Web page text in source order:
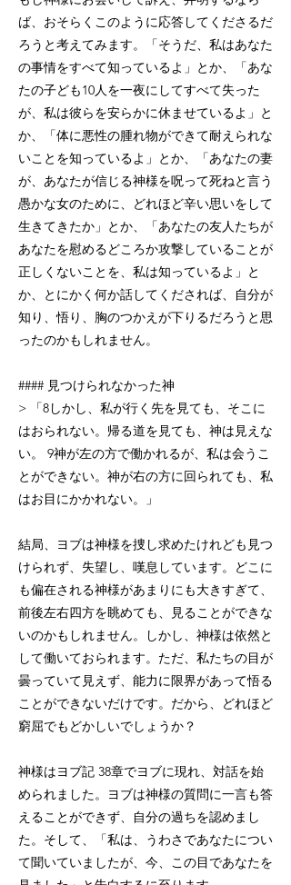
ば、おそらくこのように応答してくださるだ
ろうと考えてみます。「そうだ、私はあなた
の事情をすべて知っているよ」とか、「あな
たの子ども10人を一夜にしてすべて失った
が、私は彼らを安らかに休ませているよ」と
か、「体に悪性の腫れ物ができて耐えられな
いことを知っているよ」とか、「あなたの妻
が、あなたが信じる神様を呪って死ねと言う
愚かな女のために、どれほど辛い思いをして
生きてきたか」とか、「あなたの友人たちが
あなたを慰めるどころか攻撃していることが
正しくないことを、私は知っているよ」と
か、とにかく何か話してくだされば、自分が
知り、悟り、胸のつかえが下りるだろうと思
ったのかもしれません。
#### 見つけられなかった神
> 「8しかし、私が行く先を見ても、そこに
はおられない。帰る道を見ても、神は見えな
い。 9神が左の方で働かれるが、私は会うこ
とができない。神が右の方に回られても、私
はお目にかかれない。」
結局、ヨブは神様を捜し求めたけれども見つ
けられず、失望し、嘆息しています。どこに
も偏在される神様があまりにも大きすぎて、
前後左右四方を眺めても、見ることができな
いのかもしれません。しかし、神様は依然と
して働いておられます。ただ、私たちの目が
曇っていて見えず、能力に限界があって悟る
ことができないだけです。だから、どれほど
窮屈でもどかしいでしょうか？
神様はヨブ記 38章でヨブに現れ、対話を始
められました。ヨブは神様の質問に一言も答
えることができず、自分の過ちを認めまし
た。そして、「私は、うわさであなたについ
て聞いていましたが、今、この目であなたを